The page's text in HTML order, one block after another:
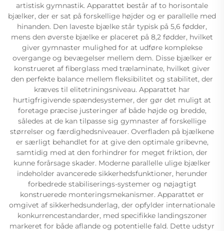
artistisk gymnastik. Apparattet består af to horisontale
bjælker, der er sat på forskellige højder og er parallelle med
hinanden. Den laveste bjælke står typisk på 5,6 fødder,
mens den øverste bjælke er placeret på 8,2 fødder, hvilket
giver gymnaster mulighed for at udføre komplekse
overgange og bevægelser mellem dem. Disse bjælker er
konstrueret af fiberglass med trælaminate, hvilket giver
den perfekte balance mellem fleksibilitet og stabilitet, der
kræves til elitetriningsniveau. Apparattet har
hurtigfrigivende spændesystemer, der gør det muligt at
foretage præcise justeringer af både højde og bredde,
således at de kan tilpasse sig gymnaster af forskellige
størrelser og færdighedsniveauer. Overfladen på bjælkene
er særligt behandlet for at give den optimale gribevne,
samtidig med at den forhindrer for meget friktion, der
kunne forårsage skader. Moderne parallelle ulige bjælker
indeholder avancerede sikkerhedsfunktioner, herunder
forbedrede stabiliserings-systemer og nøjagtigt
konstruerede monteringsmekanismer. Apparattet er
omgivet af sikkerhedsunderlag, der opfylder internationale
konkurrencestandarder, med specifikke landingszoner
markeret for både aflande og potentielle fald. Dette udstyr